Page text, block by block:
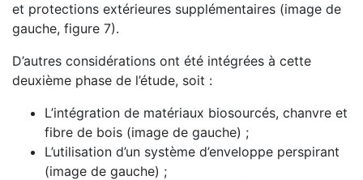
et protections extérieures supplémentaires (image de
gauche, figure 7).
D’autres considérations ont été intégrées à cette
deuxième phase de l’étude, soit :
L’intégration de matériaux biosourcés, chanvre et
fibre de bois (image de gauche) ;
L’utilisation d’un système d’enveloppe perspirant
(image de gauche) ;